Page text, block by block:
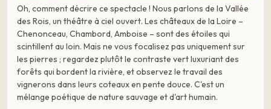
Oh, comment décrire ce spectacle ! Nous parlons de la Vallée
des Rois, un théâtre à ciel ouvert. Les châteaux de la Loire –
Chenonceau, Chambord, Amboise – sont des étoiles qui
scintillent au loin. Mais ne vous focalisez pas uniquement sur
les pierres ; regardez plutôt le contraste vert luxuriant des
forêts qui bordent la rivière, et observez le travail des
vignerons dans leurs coteaux en pente douce. C'est un
mélange poétique de nature sauvage et d'art humain.